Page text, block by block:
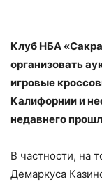
Клуб НБА
организовать
игровые
Калифорнии и
недавнего
В частности, на
Демаркуса